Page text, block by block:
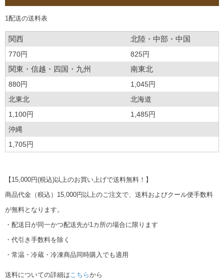
1配送の送料表
関西 北陸・中部・中国
770円 825円
関東・信越・四国・九州 南東北
880円
1,045円
北東北
北海道
1,100円
1,485円
沖縄
1,705円
【15,000円(税込)以上のお買い上げで送料無料！】
商品代金（税込）15,000円以上のご注文で、送料およびクール便手数料
が無料となります。
・配送日が同一かつ配送先が1カ所の場合に限ります
・代引き手数料を除く
・常温・冷蔵・冷凍商品同時購入でも適用
送料についての詳細はこちらから